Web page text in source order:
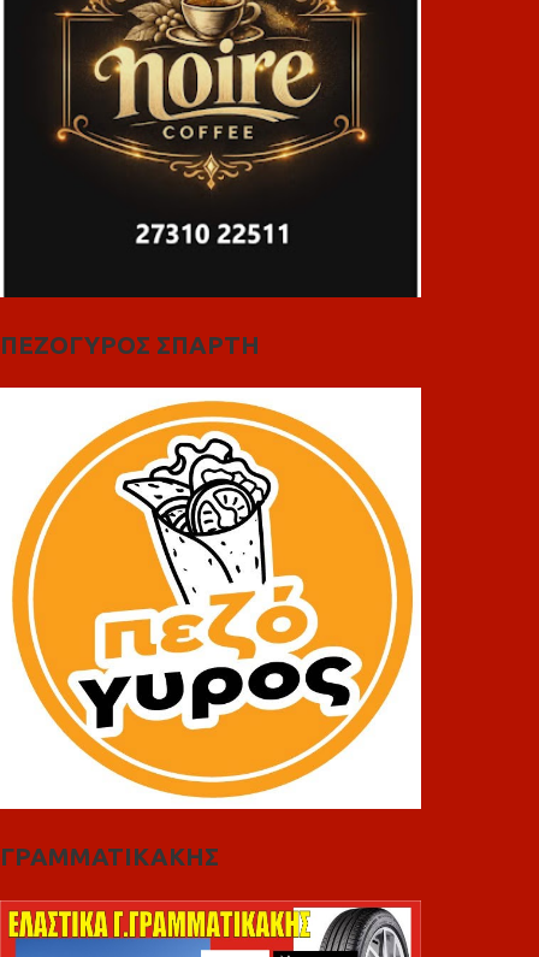
ΠΕΖΟΓΥΡΟΣ ΣΠΑΡΤΗ
ΓΡΑΜΜΑΤΙΚΑΚΗΣ